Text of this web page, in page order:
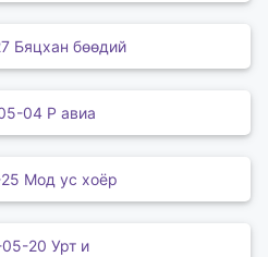
Бяцхан бөөдий
04 Р авиа
Мод ус хоёр
20 Урт и